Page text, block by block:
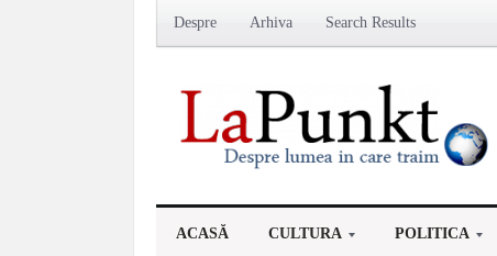
Despre Arhiva Search Results
ACASĂ CULTURA POLITICA